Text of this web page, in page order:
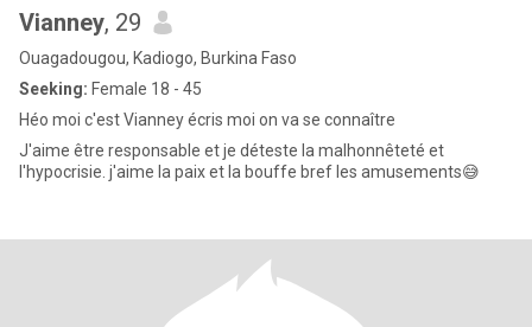
Vianney, 29
Ouagadougou, Kadiogo, Burkina Faso
Seeking: Female 18 - 45
Héo moi c'est Vianney écris moi on va se connaître
J'aime être responsable et je déteste la malhonnêteté et
l'hypocrisie. j'aime la paix et la bouffe bref les amusements😅